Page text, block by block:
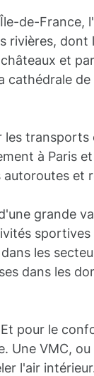
de-France,
rivières,
et
à Paris
et
grande
les
dans les
pour le
Une VMC,
l'air